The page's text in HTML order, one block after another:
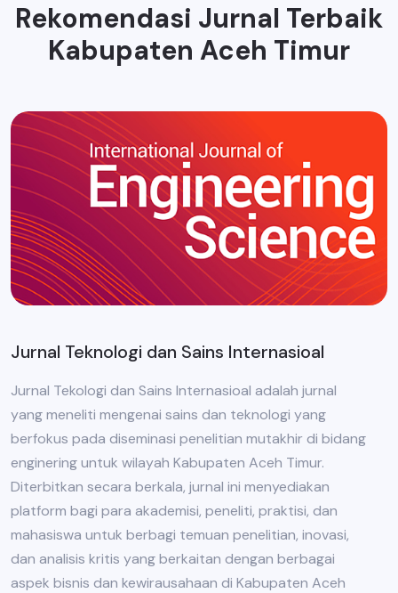
Rekomendasi Jurnal Terbaik
Kabupaten Aceh Timur
Jurnal Teknologi dan Sains Internasioal
Jurnal Tekologi dan Sains Internasioal adalah jurnal
yang meneliti mengenai sains dan teknologi yang
berfokus pada diseminasi penelitian mutakhir di bidang
enginering untuk wilayah Kabupaten Aceh Timur.
Diterbitkan secara berkala, jurnal ini menyediakan
platform bagi para akademisi, peneliti, praktisi, dan
mahasiswa untuk berbagi temuan penelitian, inovasi,
dan analisis kritis yang berkaitan dengan berbagai
aspek bisnis dan kewirausahaan di Kabupaten Aceh